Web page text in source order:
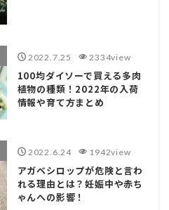
2022.7.25 2334view
100均ダイソーで買える多肉
植物の種類！2022年の入荷
情報や育て方まとめ
2022.6.24 1942view
アガベシロップが危険と言わ
れる理由とは？妊娠中や赤ち
ゃんへの影響！